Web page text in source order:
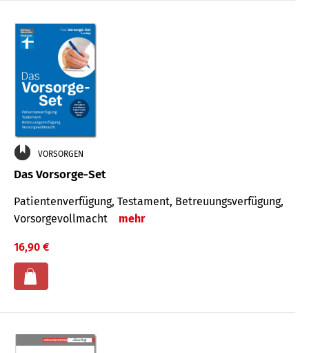
VORSORGEN
Das Vorsorge-Set
Patienten­ver­fügung, Testa­ment, Be­treuungs­verfü­gung,
Vor­sorge­voll­macht
mehr
16,90 €